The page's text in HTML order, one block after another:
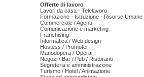
Offerte di lavoro
Lavori da casa - Telelavoro
Formazione - Istruzione - Risorse Umane
Commerciale / Agenti
Comunicazione e marketing
Franchising
Informatica / Web design
Hostess / Promoter
Manodopera / Operai
Negozi / Bar / Pub / Ristoranti
Segreteria e amministrazione
Turismo / Hotel / Animazione